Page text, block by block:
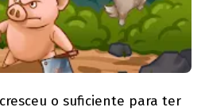
o suficiente para ter